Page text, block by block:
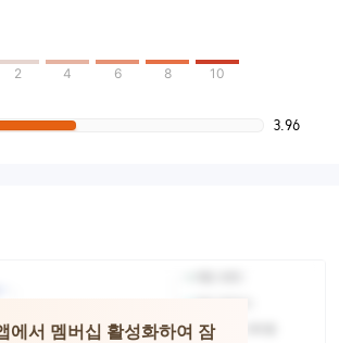
2 4 6 8 10
3.96
에서 멤버십 활성화하여 잠